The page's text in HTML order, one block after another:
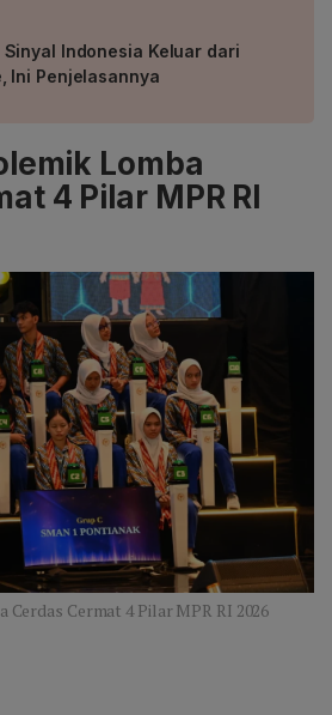
Sinyal Indonesia Keluar dari
Ini Penjelasannya
Lomba
4 Pilar MPR RI
Cermat 4 Pilar MPR RI 2026